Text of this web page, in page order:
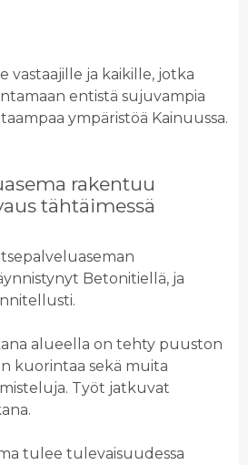
vastaajille ja kaikille, jotka
entistä sujuvampia
ympäristöä Kainuussa.
rakentuu
tähtäimessä
Betonitiellä, ja
alueella on tehty puuston
kuorintaa sekä muita
Työt jatkuvat
tulee tulevaisuudessa